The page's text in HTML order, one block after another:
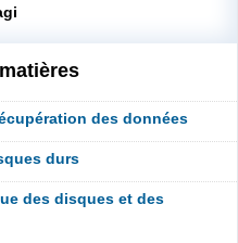
des données
durs
des disques et des